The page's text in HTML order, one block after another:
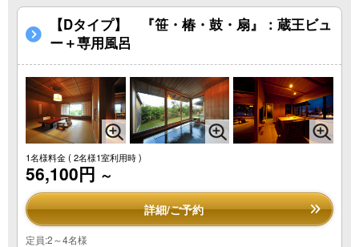
【Dタイプ】 『笹・椿・鼓・扇』：蔵王ビュ
ー＋専用風呂
1名様料金( 2名様1室利用時 )
56,100円 ～
詳細/ご予約
定員:2～4名様